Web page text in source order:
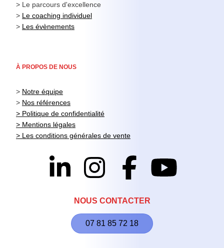
> Le parcours d'excellence
> Le coaching individuel
> Les évènements
À PROPOS DE NOUS
> Notre équipe
> Nos références
> Politique de confidentialité
> Mentions légales
> Les conditions générales de vente
NOUS CONTACTER
07 81 85 72 18